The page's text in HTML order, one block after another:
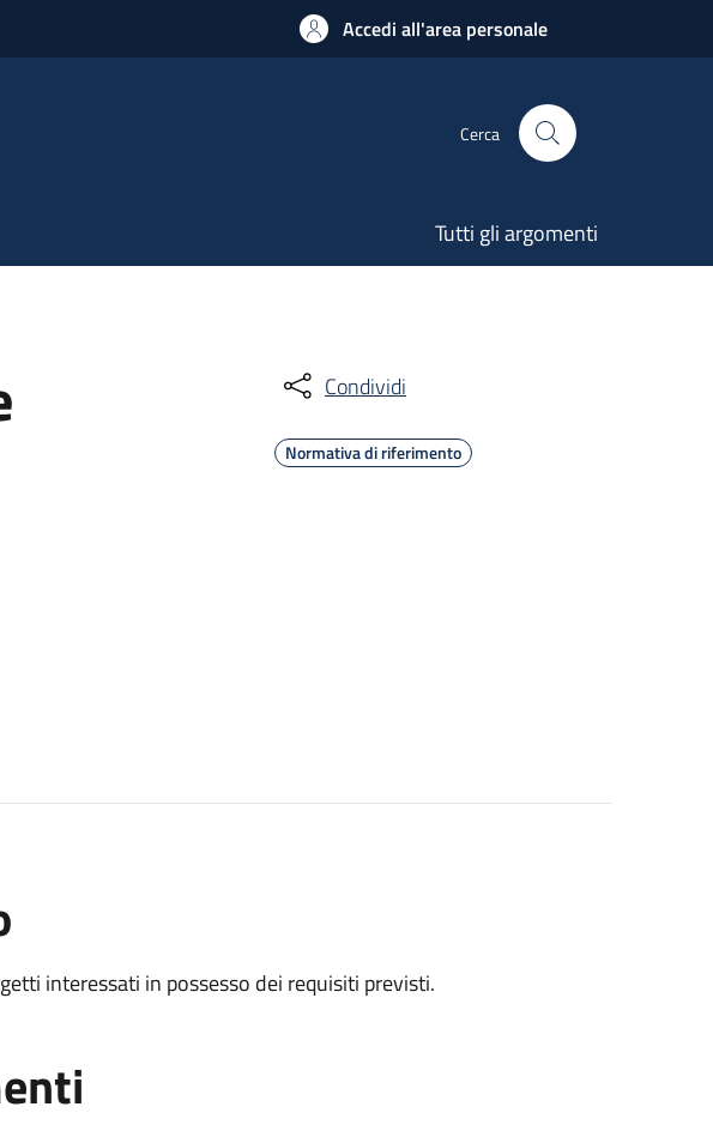
Accedi all'area personale
Cerca
Tutti gli argomenti
Condividi
Normativa di riferimento
interessati in possesso dei requisiti previsti.